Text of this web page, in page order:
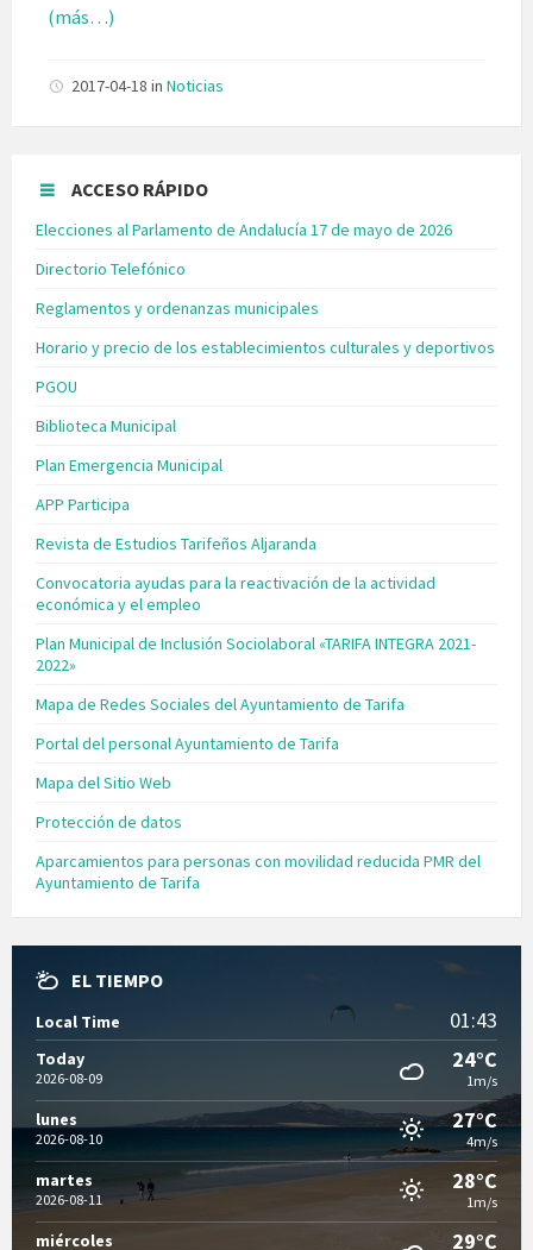
(más…)
2017-04-18 in Noticias
ACCESO RÁPIDO
Elecciones al Parlamento de Andalucía 17 de mayo de 2026
Directorio Telefónico
Reglamentos y ordenanzas municipales
Horario y precio de los establecimientos culturales y deportivos
PGOU
Biblioteca Municipal
Plan Emergencia Municipal
APP Participa
Revista de Estudios Tarifeños Aljaranda
Convocatoria ayudas para la reactivación de la actividad
económica y el empleo
Plan Municipal de Inclusión Sociolaboral «TARIFA INTEGRA 2021-
2022»
Mapa de Redes Sociales del Ayuntamiento de Tarifa
Portal del personal Ayuntamiento de Tarifa
Mapa del Sitio Web
Protección de datos
Aparcamientos para personas con movilidad reducida PMR del
Ayuntamiento de Tarifa
EL TIEMPO
Local Time 01:43
Today
2026-08-09
24°C
1m/s
lunes
2026-08-10
27°C
4m/s
martes
2026-08-11
28°C
1m/s
miércoles 29°C